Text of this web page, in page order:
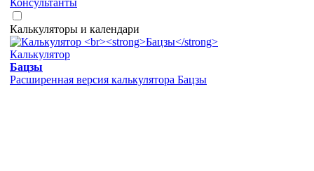
Калькуляторы и календари
Калькулятор
Бацзы
Расширенная версия калькулятора Бацзы